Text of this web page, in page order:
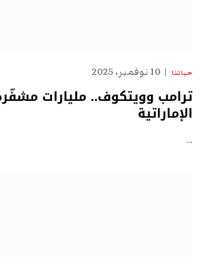
حياتنا 10 نوفمبر، 2025
ترامب وويتكوف.. مليارات
الإماراتية
…